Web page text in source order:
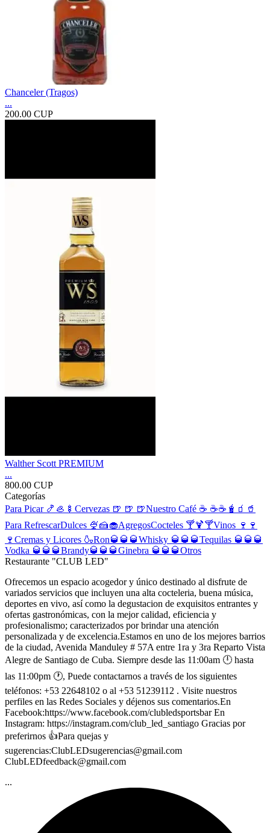
Chanceler (Tragos)
...
200.00 CUP
Walther Scott PREMIUM
...
800.00 CUP
Categorías
Para Picar 🍤🦪🍢 Cervezas 🍺 🍺 🍺Nuestro Café ☕️ ☕️☕️ 🧋🧃🥤
Para RefrescarDulces 🍨🍰🧁AgregosCocteles 🍸🍹🍸Vinos 🍷🍷
🍷 Cremas y Licores 🍶Ron🥃🥃🥃Whisky 🥃🥃🥃Tequilas 🥃🥃🥃
Vodka 🥃🥃🥃Brandy🥃🥃🥃Ginebra 🥃🥃🥃Otros
Restaurante "CLUB LED"
Ofrecemos un espacio acogedor y único destinado al disfrute de
variados servicios que incluyen una alta cocteleria, buena música,
deportes en vivo, así como la degustacion de exquisitos entrantes y
ofertas gastronómicas, con la mejor calidad, eficiencia y
profesionalismo; caracterizados por brindar una atención
personalizada y de excelencia.Estamos en uno de los mejores barrios
de la ciudad, Avenida Manduley # 57A entre 1ra y 3ra Reparto Vista
Alegre de Santiago de Cuba. Siempre desde las 11:00am 🕛 hasta
las 11:00pm 🕐, Puede contactarnos a través de los siguientes
teléfonos: +53 22648102 o al +53 51239112 . Visite nuestros
perfiles en las Redes Sociales y déjenos sus comentarios.En
Facebook:https://www.facebook.com/clubledsportsbar En
Instagram: https://instagram.com/club_led_santiago Gracias por
preferirnos 👍Para quejas y
sugerencias:ClubLEDsugerencias@gmail.com
ClubLEDfeedback@gmail.com
...